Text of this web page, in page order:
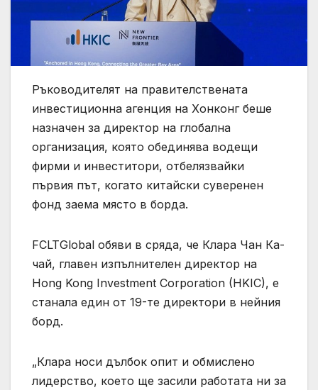
Ръководителят на правителствената
инвестиционна агенция на Хонконг беше
назначен за директор на глобална
организация, която обединява водещи
фирми и инвеститори, отбелязвайки
първия път, когато китайски суверенен
фонд заема място в борда.
FCLTGlobal обяви в сряда, че Клара Чан Ка-
чай, главен изпълнителен директор на
Hong Kong Investment Corporation (HKIC), е
станала един от 19-те директори в нейния
борд.
„Клара носи дълбок опит и обмислено
лидерство, което ще засили работата ни за